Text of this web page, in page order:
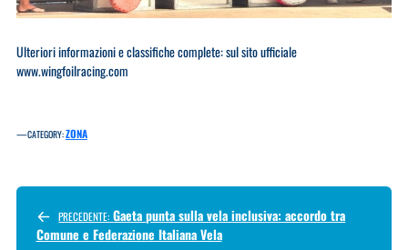
​Ulteriori informazioni e classifiche complete: sul sito ufficiale
www.wingfoilracing.com
—CATEGORY:ZONA
PRECEDENTE: Gaeta punta sulla vela inclusiva: accordo tra
Comune e Federazione Italiana Vela